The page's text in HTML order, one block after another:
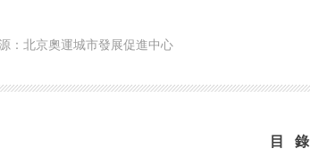
：北京奧運城市發展促進中心
目 錄